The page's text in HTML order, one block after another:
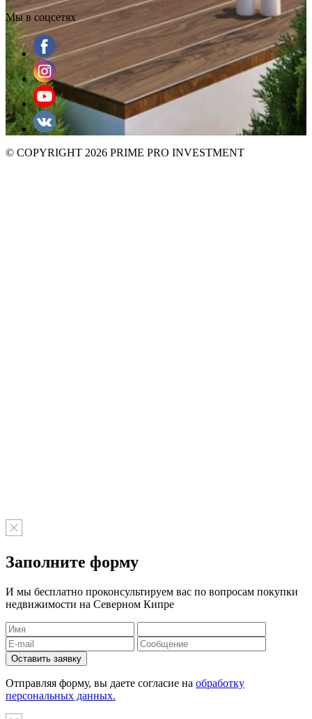
Мы в соцсетях
© COPYRIGHT 2026 PRIME PRO INVESTMENT
Заполните форму
И мы бесплатно проконсультируем вас по вопросам покупки
недвижимости на Северном Кипре
Отправляя форму, вы даете согласие на обработку
персональных данных.